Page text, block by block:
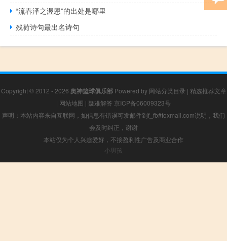
“流春泽之渥恩”的出处是哪里
残荷诗句最出名诗句
Copyright © 2012 - 2026 奥神篮球俱乐部Powered by 网站分类目录 | 精选推荐文章
| 网站地图 | 疑难解答 京ICP备06009323号
声明：本站内容来自互联网，如信息有错误可发邮件到f_fb#foxmail.com说明，我们
会及时纠正，谢谢
本站仅为个人兴趣爱好，不接盈利性广告及商业合作
小男孩